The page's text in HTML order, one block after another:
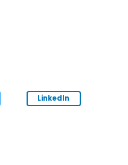
LinkedIn